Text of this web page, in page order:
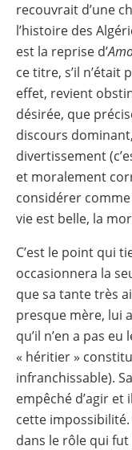
recouvrait d’une
l’histoire des
est la reprise d’
ce titre, s’il
effet, revient
désirée, que
discours
divertissement
et moralement
considérer
vie est belle, la
C’est le point qui
occasionnera la
que sa tante très
presque mère, lui
qu’il n’en a pas
« héritier »
infranchissable).
empêché d’agir
cette
dans le rôle qui